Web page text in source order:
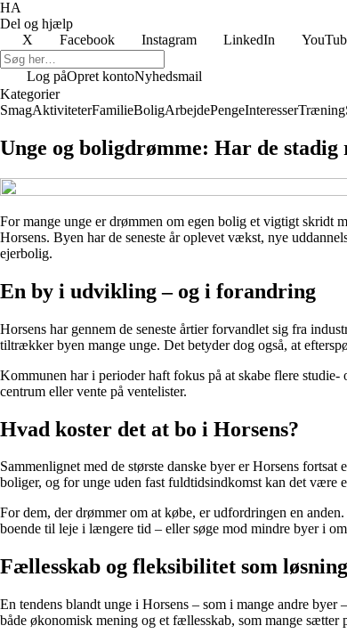
HA
Del og hjælp
X
Facebook Instagram LinkedIn
Log påOpret kontoNyhedsmail
Kategorier
SmagAktiviteterFamilieBoligArbejdePengeInteresserTræning
Unge og boligdrømme: Har de
For mange unge er drømmen om egen bolig et vigtigt skridt
Horsens. Byen har de seneste år oplevet vækst, nye
ejerbolig.
En by i udvikling – og i forandring
Horsens har gennem de seneste årtier forvandlet sig fra
tiltrækker byen mange unge. Det betyder dog også, at
Kommunen har i perioder haft fokus på at skabe flere
centrum eller vente på ventelister.
Hvad koster det at bo i Horsens?
Sammenlignet med de største danske byer er Horsens
boliger, og for unge uden fast fuldtidsindkomst kan det være
For dem, der drømmer om at købe, er udfordringen en
boende til leje i længere tid – eller søge mod mindre byer i
Fællesskab og fleksibilitet som
En tendens blandt unge i Horsens – som i mange andre
både økonomisk mening og et fællesskab, som mange sætter